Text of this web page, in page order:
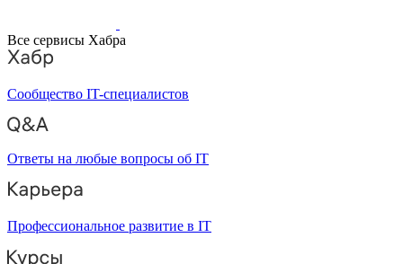
Все сервисы Хабра
Сообщество IT-специалистов
Ответы на любые вопросы об IT
Профессиональное развитие в IT